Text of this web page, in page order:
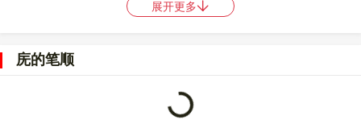
IMKU，五笔是YFQV ,OFQV
，10进制：24209，UTF-32：
00005E91，UTF-8：E5 BA 91。
展开更多
庑的笔顺
Loading...